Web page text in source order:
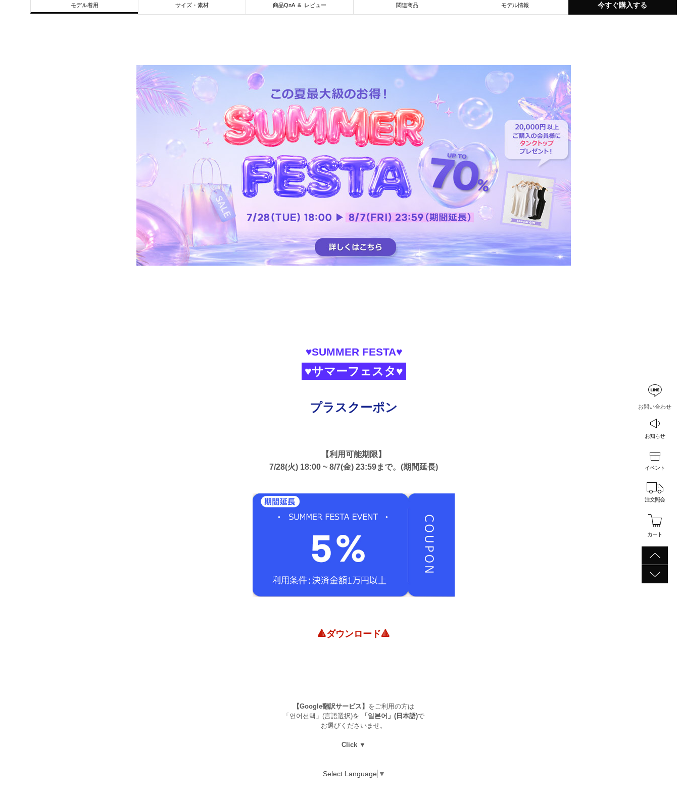
お問い合わせ
お知らせ
イベント
注文照会
カート
モデル着用 サイズ・素材 商品QnA & レビュー 関連商品 モデル情報 今すぐ購入する
♥SUMMER FESTA♥
♥サマーフェスタ♥
プラスクーポン
【利用可能期限】
7/28(火) 18:00 ~ 8/7(金) 23:59まで。(期間延長)
🔺ダウンロード🔺
【Google翻訳サービス】 をご利用の方は
「언어선택」(言語選択)を
「일본어」(日本語)で
お選びくださいませ。
Click ▼
Select Language ▼